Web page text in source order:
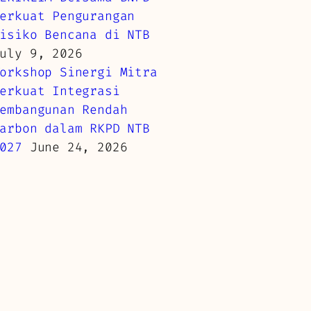
Pengurangan
Bencana di NTB
9, 2026
Sinergi Mitra
Integrasi
Rendah
dalam RKPD NTB
June 24, 2026